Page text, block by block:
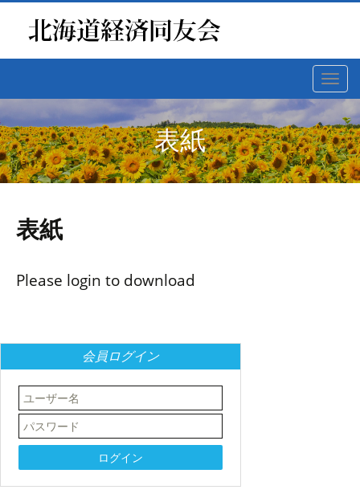
表紙
表紙
Please login to download
会員ログイン